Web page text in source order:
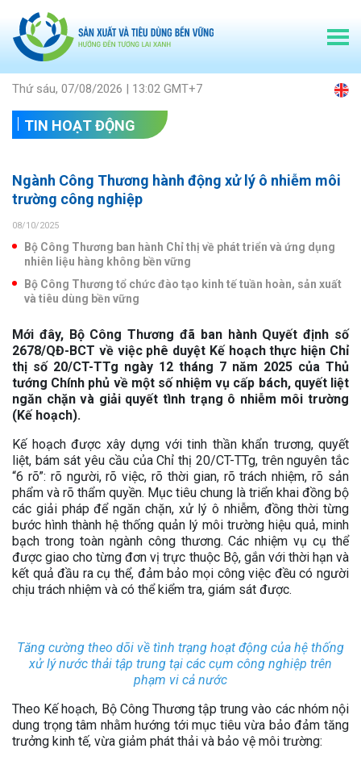
Thứ sáu, 07/08/2026 | 13:02 GMT+7
TIN HOẠT ĐỘNG
Ngành Công Thương hành động xử lý ô nhiễm môi
trường công nghiệp
08/10/2025
Bộ Công Thương ban hành Chỉ thị về phát triển và ứng dụng
nhiên liệu hàng không bền vững
Bộ Công Thương tổ chức đào tạo kinh tế tuần hoàn, sản xuất
và tiêu dùng bền vững
Mới đây, Bộ Công Thương đã ban hành Quyết định số
2678/QĐ-BCT về việc phê duyệt Kế hoạch thực hiện Chỉ
thị số 20/CT-TTg ngày 12 tháng 7 năm 2025 của Thủ
tướng Chính phủ về một số nhiệm vụ cấp bách, quyết liệt
ngăn chặn và giải quyết tình trạng ô nhiễm môi trường
(Kế hoạch).
Kế hoạch được xây dựng với tinh thần khẩn trương, quyết
liệt, bám sát yêu cầu của Chỉ thị 20/CT-TTg, trên nguyên tắc
“6 rõ”: rõ người, rõ việc, rõ thời gian, rõ trách nhiệm, rõ sản
phẩm và rõ thẩm quyền. Mục tiêu chung là triển khai đồng bộ
các giải pháp để ngăn chặn, xử lý ô nhiễm, đồng thời từng
bước hình thành hệ thống quản lý môi trường hiệu quả, minh
bạch trong toàn ngành công thương. Các nhiệm vụ cụ thể
được giao cho từng đơn vị trực thuộc Bộ, gắn với thời hạn và
kết quả đầu ra cụ thể, đảm bảo mọi công việc đều có người
chịu trách nhiệm và có thể kiểm tra, giám sát được.
Tăng cường theo dõi về tình trạng hoạt động của hệ thống
xử lý nước thải tập trung tại các cụm công nghiệp trên
phạm vi cả nước
Theo Kế hoạch, Bộ Công Thương tập trung vào các nhóm nội
dung trọng tâm nhằm hướng tới mục tiêu vừa bảo đảm tăng
trưởng kinh tế, vừa giảm phát thải và bảo vệ môi trường: